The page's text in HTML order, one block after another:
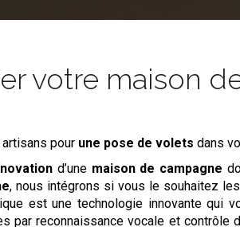
votre maison
pour une pose de volets dans
d’une maison de campagne
, nous intégrons si vous le souhaitez
est une technologie innovante qui
par reconnaissance vocale et